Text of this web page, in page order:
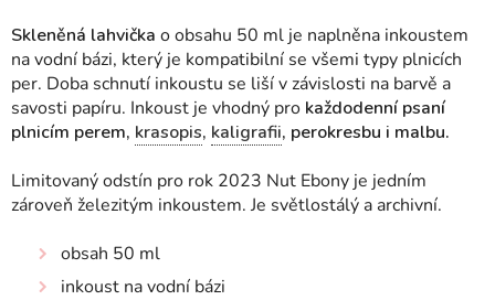
Skleněná lahvička o obsahu 50 ml je naplněna inkoustem
na vodní bázi, který je kompatibilní se všemi typy plnicích
per. Doba schnutí inkoustu se liší v závislosti na barvě a
savosti papíru. Inkoust je vhodný pro každodenní psaní
plnicím perem, krasopis, kaligrafii, perokresbu i malbu.
Limitovaný odstín pro rok 2023 Nut Ebony je jedním
zároveň železitým inkoustem. Je světlostálý a archivní.
obsah 50 ml
inkoust na vodní bázi